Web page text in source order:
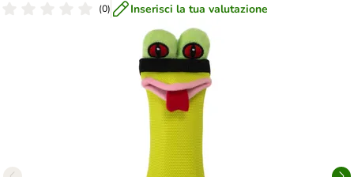
(0) Inserisci la tua valutazione